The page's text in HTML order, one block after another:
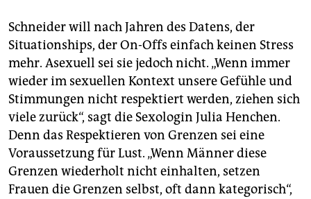
Schneider will nach Jahren des Datens, der
Situationships, der On-Offs einfach keinen Stress
mehr. Asexuell sei sie jedoch nicht. „Wenn immer
wieder im sexuellen Kontext unsere Gefühle und
Stimmungen nicht respektiert werden, ziehen sich
viele zurück“, sagt die Sexologin Julia Henchen.
Denn das Respektieren von Grenzen sei eine
Voraussetzung für Lust. „Wenn Männer diese
Grenzen wiederholt nicht einhalten, setzen
Frauen die Grenzen selbst, oft dann kategorisch“,